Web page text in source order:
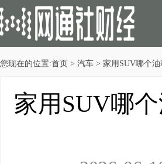
您现在的位置:首页 > 汽车 > 家用SUV哪个
家用SUV哪